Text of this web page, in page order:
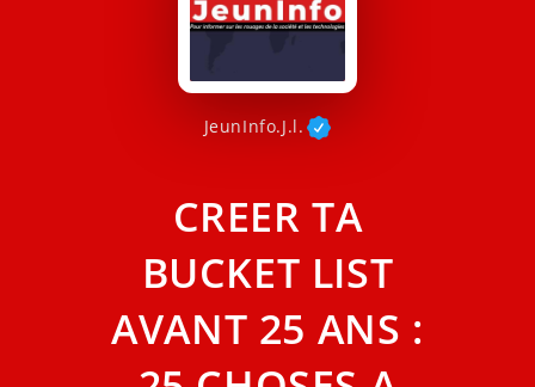
JeunInfo.J.l.
CREER TA
BUCKET LIST
AVANT 25 ANS :